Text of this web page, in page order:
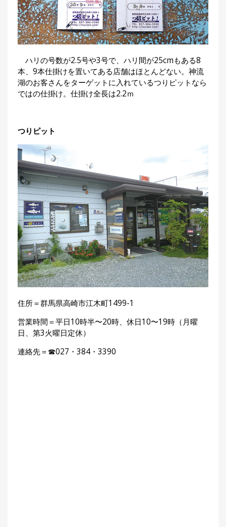
ハリの号数が2.5号や3号で、ハリ間が25cmもある8
本、9本仕掛けを置いてある店舗はほとんどない。神流
湖のお客さんをターゲットに入れているつりピットなら
ではの仕掛け。仕掛け全長は2.2ｍ
つりピット
住所＝群馬県高崎市江木町1499-1
営業時間＝平日10時半〜20時、休日10〜19時（月曜
日、第3火曜日定休）
連絡先＝☎027・384・3390